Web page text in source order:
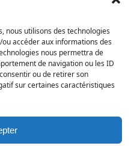
nous utilisons des technologies
accéder aux informations des
nous permettra de
de navigation ou les ID
ou de retirer son
sur certaines caractéristiques